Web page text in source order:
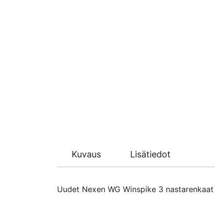
Kuvaus Lisätiedot
Uudet Nexen WG Winspike 3